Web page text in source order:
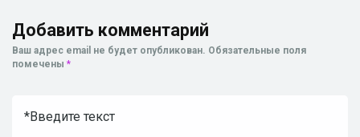
Добавить комментарий
Ваш адрес email не будет опубликован. Обязательные поля
помечены *